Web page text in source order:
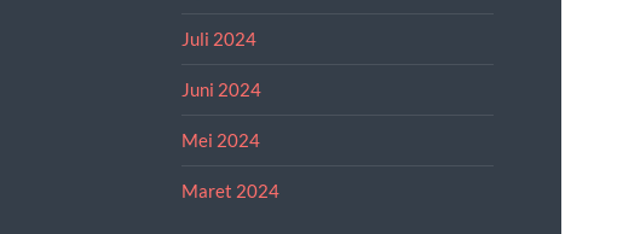
Juli 2024
Juni 2024
Mei 2024
Maret 2024